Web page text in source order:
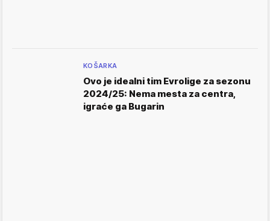
KOŠARKA
Ovo je idealni tim Evrolige za sezonu
2024/25: Nema mesta za centra,
igraće ga Bugarin